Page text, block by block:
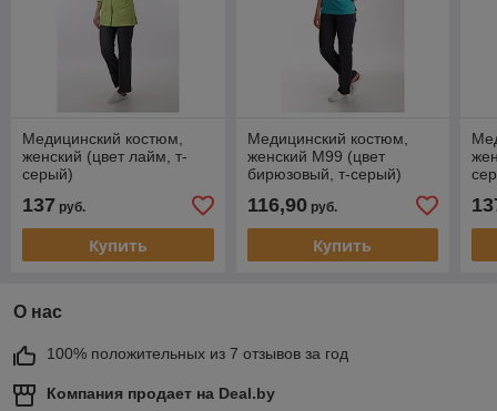
Медицинский костюм,
женский (цвет лайм, т-
серый)
137 руб.
Купить
Медицинский костюм,
женский М99 (цвет
бирюзовый, т-серый)
116,90руб.
Купить
О нас
100% положительных из 7 отзывов за год
Компания продает на Deal.by